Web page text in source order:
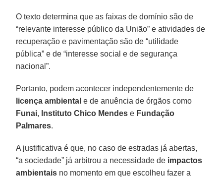
O texto determina que as faixas de domínio são de
“relevante interesse público da União” e atividades de
recuperação e pavimentação são de “utilidade
pública” e de “interesse social e de segurança
nacional”.
Portanto, podem acontecer independentemente de
licença ambiental e de anuência de órgãos como
Funai, Instituto Chico Mendes e Fundação
Palmares.
A justificativa é que, no caso de estradas já abertas,
“a sociedade” já arbitrou a necessidade de impactos
ambientais no momento em que escolheu fazer a